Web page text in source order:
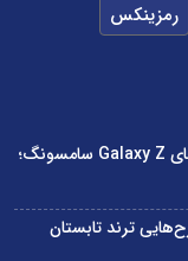
رمزینکس
پشت صحنه مهندسی نسل جدید تاشوهای Galaxy Z سامسونگ؛
ترند تابستان